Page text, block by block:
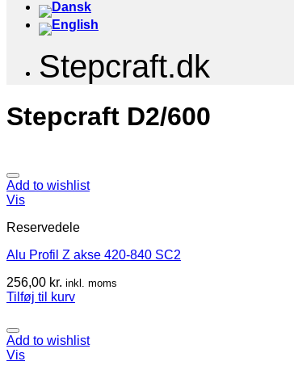
Stepcraft.dk
Stepcraft D2/600
Add to wishlist
Vis
Reservedele
Alu Profil Z akse 420-840 SC2
256,00 kr. inkl. moms
Tilføj til kurv
Add to wishlist
Vis